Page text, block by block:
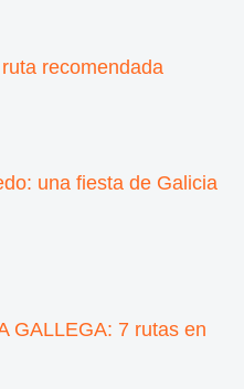
recomendada
una fiesta de Galicia
GALLEGA: 7 rutas en